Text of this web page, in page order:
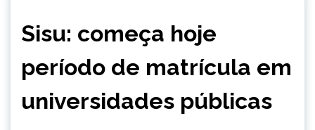
CAPELINHA
Sisu: começa hoje
período de matrícula em
universidades públicas